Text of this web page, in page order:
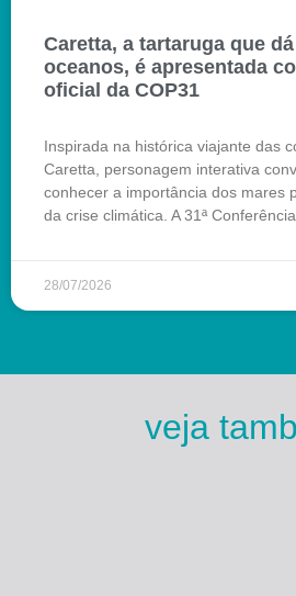
Caretta, a tartaruga que
oceanos, é apresentada
oficial da COP31
Inspirada na histórica viajante das
Caretta, personagem interativa
conhecer a importância dos mares
da crise climática. A 31ª
28/07/2026
veja